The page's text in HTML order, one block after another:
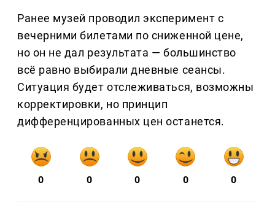
Ранее музей проводил эксперимент с
вечерними билетами по сниженной цене,
но он не дал результата — большинство
всё равно выбирали дневные сеансы.
Ситуация будет отслеживаться, возможны
корректировки, но принцип
дифференцированных цен останется.
0 0 0 0 0